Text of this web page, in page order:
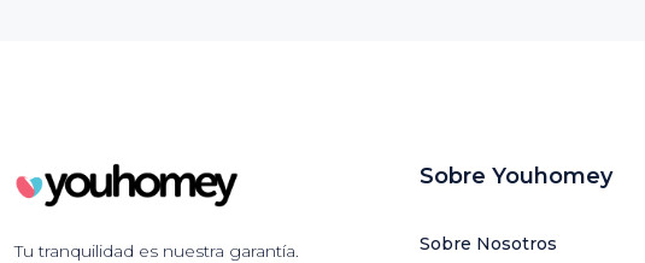
Tu tranquilidad es nuestra garantía.
Sobre Youhomey
Sobre Nosotros